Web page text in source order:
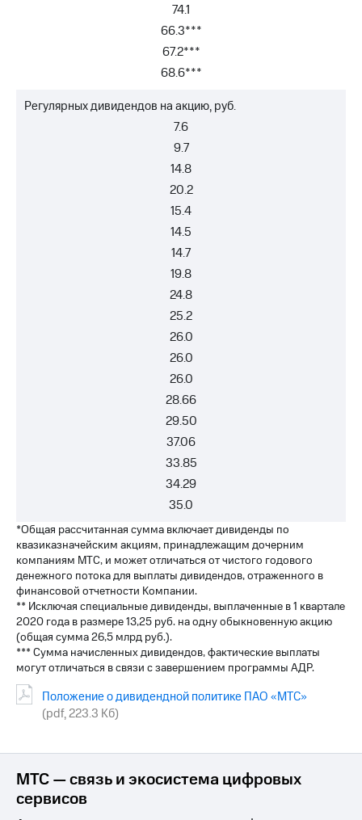
74.1
66.3***
67.2***
68.6***
Регулярных дивидендов на акцию, руб.
7.6
9.7
14.8
20.2
15.4
14.5
14.7
19.8
24.8
25.2
26.0
26.0
26.0
28.66
29.50
37.06
33.85
34.29
35.0
*Общая рассчитанная сумма включает дивиденды по
квазиказначейским акциям, принадлежащим дочерним
компаниям МТС, и может отличаться от чистого годового
денежного потока для выплаты дивидендов, отраженного в
финансовой отчетности Компании.
** Исключая специальные дивиденды, выплаченные в 1 квартале
2020 года в размере 13,25 руб. на одну обыкновенную акцию
(общая сумма 26,5 млрд руб.).
*** Сумма начисленных дивидендов, фактические выплаты
могут отличаться в связи с завершением программы АДР.
Положение о дивидендной политике ПАО «МТС»
(pdf, 223.3 Кб)
МТС — связь и экосистема цифровых
сервисов